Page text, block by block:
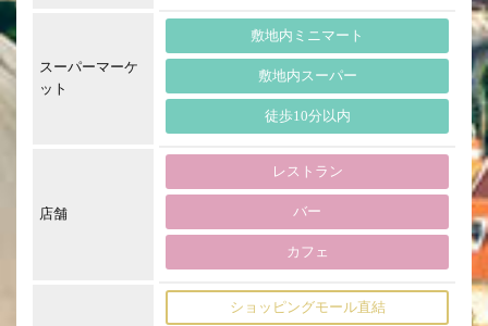
スーパーマーケ
ット
敷地内ミニマート
敷地内スーパー
徒歩10分以内
店舗
レストラン
バー
カフェ
ショッピングモール直結